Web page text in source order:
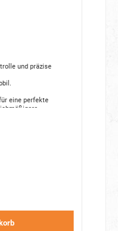
und präzise
eine perfekte
weicheres,
Tasche, die den